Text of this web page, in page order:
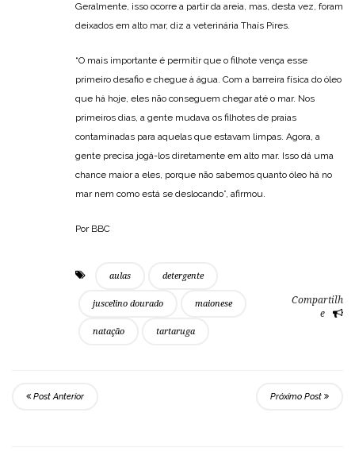
Geralmente, isso ocorre a partir da areia, mas, desta vez, foram
deixados em alto mar, diz a veterinária Thaís Pires.
“O mais importante é permitir que o filhote vença esse
primeiro desafio e chegue à água. Com a barreira física do óleo
que há hoje, eles não conseguem chegar até o mar. Nos
primeiros dias, a gente mudava os filhotes de praias
contaminadas para aquelas que estavam limpas. Agora, a
gente precisa jogá-los diretamente em alto mar. Isso dá uma
chance maior a eles, porque não sabemos quanto óleo há no
mar nem como está se deslocando”, afirmou.
Por BBC
aulas detergente
juscelino dourado maionese
natação tartaruga
Compartilh
e
Post Anterior Próximo Post